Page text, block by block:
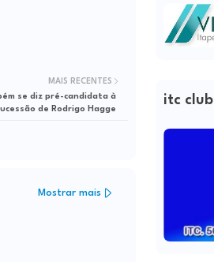
MAIS RECENTES
de Rodrigo Hagge
Mostrar mais
itc